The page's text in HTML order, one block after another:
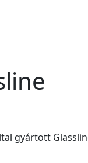
gyártott